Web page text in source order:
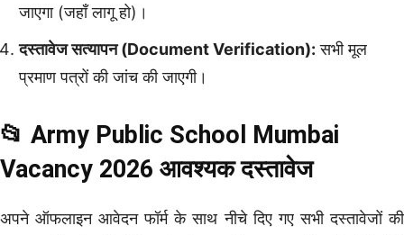
जाएगा (जहाँ लागू हो)।
दस्तावेज सत्यापन (Document Verification): सभी मूल
प्रमाण पत्रों की जांच की जाएगी।
📂 Army Public School Mumbai
Vacancy 2026 आवश्यक दस्तावेज
अपने ऑफलाइन आवेदन फॉर्म के साथ नीचे दिए गए सभी दस्तावेजों की